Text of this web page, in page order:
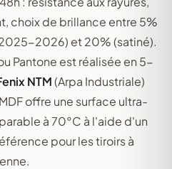
choix de brillance entre 5%
2026) et 20% (satiné).
Pantone est réalisée en 5-
NTM(Arpa Industriale)
offre une surface ultra-
à 70°C à l'aide d'un
pour les tiroirs à